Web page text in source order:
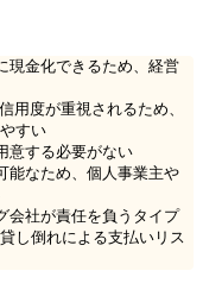
現金化できるため、経営
用度が重視されるため、
すい
意する必要がない
能なため、個人事業主や
会社が責任を負うタイプ
し倒れによる支払いリス